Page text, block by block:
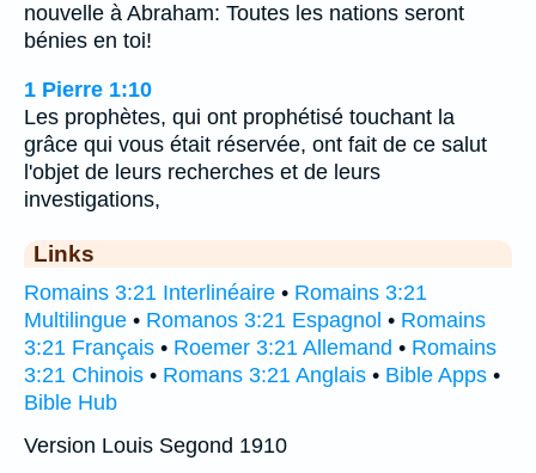
nouvelle à Abraham: Toutes les nations seront
bénies en toi!
1 Pierre 1:10
Les prophètes, qui ont prophétisé touchant la
grâce qui vous était réservée, ont fait de ce salut
l'objet de leurs recherches et de leurs
investigations,
Links
Romains 3:21 Interlinéaire • Romains 3:21
Multilingue • Romanos 3:21 Espagnol • Romains
3:21 Français • Roemer 3:21 Allemand • Romains
3:21 Chinois • Romans 3:21 Anglais • Bible Apps •
Bible Hub
Version Louis Segond 1910